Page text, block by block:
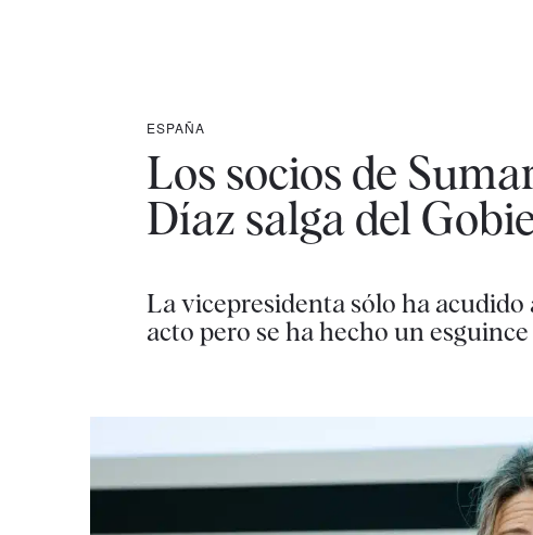
ESPAÑA
Los socios de
Díaz salga del
La vicepresidenta sólo ha
acto pero se ha hecho un esguince